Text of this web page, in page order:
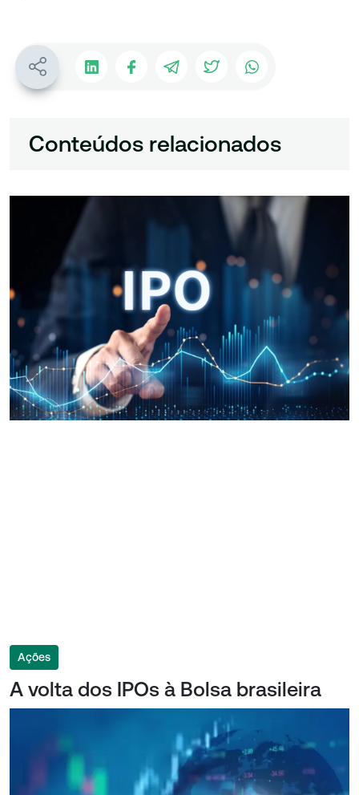
Conteúdos relacionados
Ações
A volta dos IPOs à Bolsa brasileira